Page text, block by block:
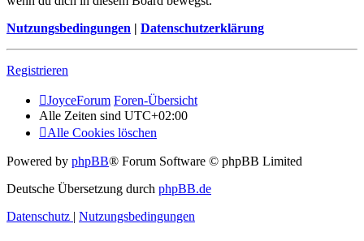
Nutzungsbedingungen | Datenschutzerklärung
Registrieren
JoyceForum Foren-Übersicht
Alle Zeiten sind UTC+02:00
Alle Cookies löschen
Powered by phpBB® Forum Software © phpBB Limited
Deutsche Übersetzung durch phpBB.de
Datenschutz | Nutzungsbedingungen